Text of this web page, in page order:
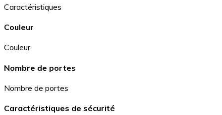
Caractéristiques
Couleur
Couleur
Nombre de portes
Nombre de portes
Caractéristiques de sécurité